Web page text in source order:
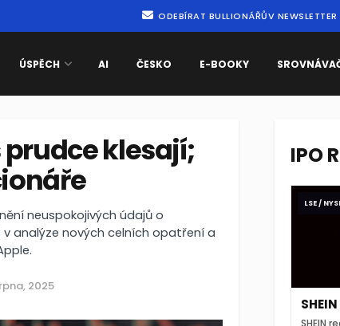
ODEBÍRAT BULLIONÁŘŮV NEWSLETTER
ÚSPĚCH AI ČESKO E-BOOKY
klesají;
neuspokojivých údajů o
analýze nových celních opatření a
2025
IPO
LSE /
SHEIN